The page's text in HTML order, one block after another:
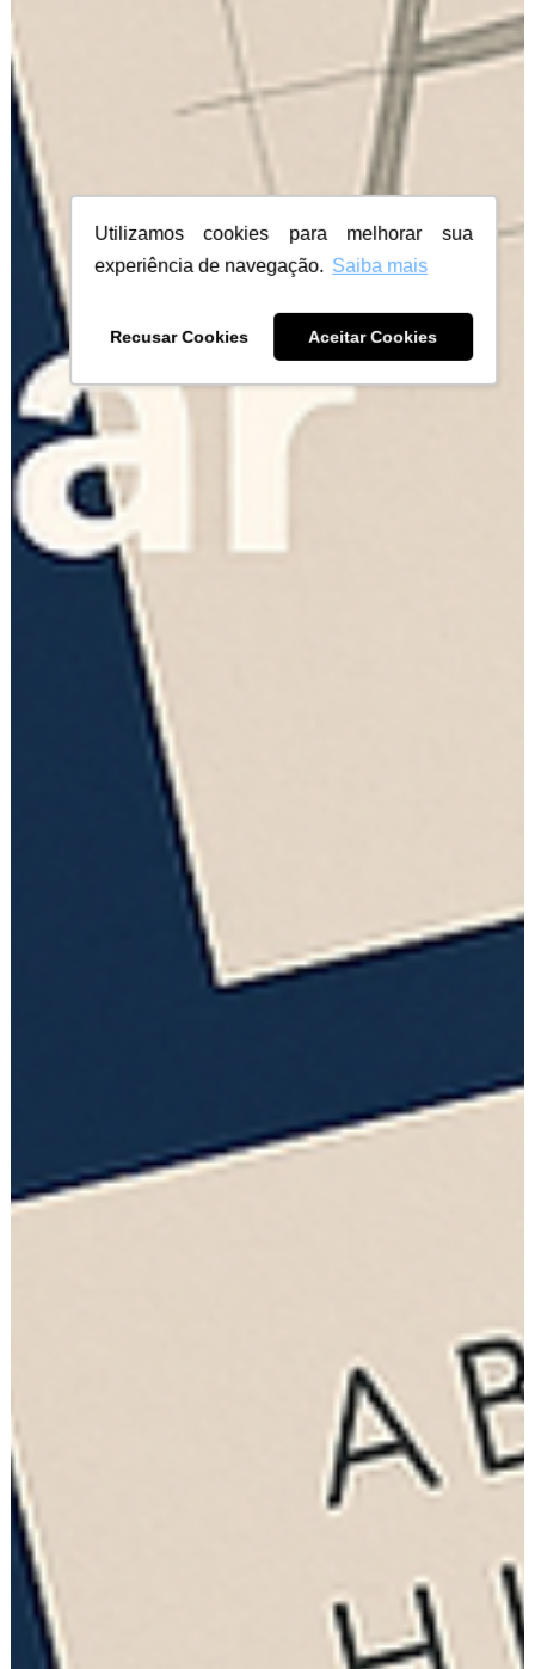
Utilizamos cookies para melhorar sua
experiência de navegação. Saiba mais
Recusar Cookies Aceitar Cookies